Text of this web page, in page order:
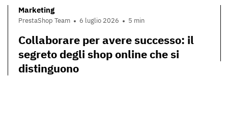
Marketing
PrestaShop Team 6 luglio 2026 5 min
Collaborare per avere successo: il
segreto degli shop online che si
distinguono